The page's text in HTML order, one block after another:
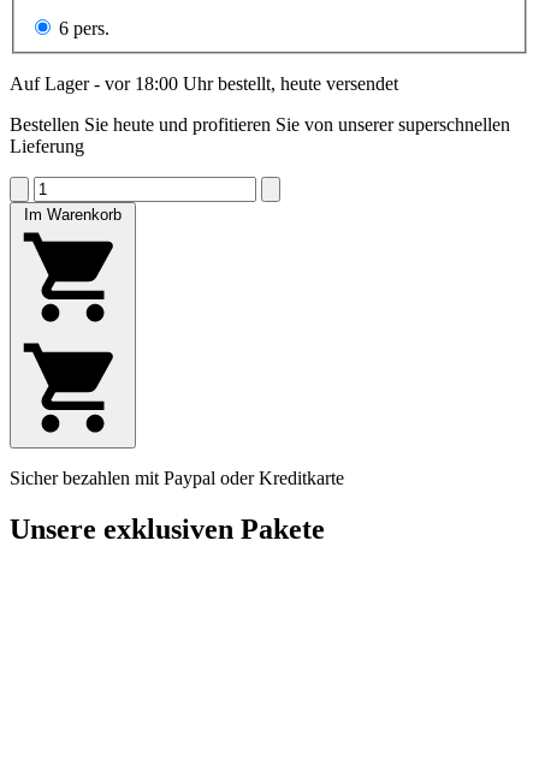
6 pers.
Auf Lager - vor 18:00 Uhr bestellt, heute versendet
Bestellen Sie heute und profitieren Sie von unserer superschnellen
Lieferung
Im Warenkorb
Sicher bezahlen mit Paypal oder Kreditkarte
Unsere exklusiven Pakete